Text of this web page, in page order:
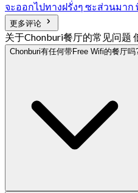
จะออกไปทางฝรั่งๆ ซะส่วนมา
更多评论
关于Chonburi餐厅的常见问题
Chonburi有任何带Free Wifi的餐厅吗